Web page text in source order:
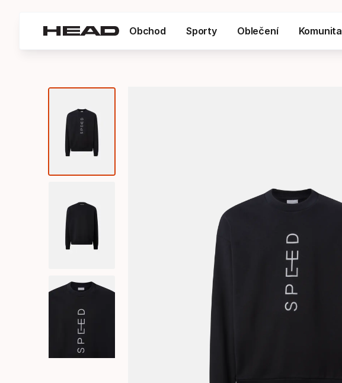
Obchod Sporty Oblečení Komunita